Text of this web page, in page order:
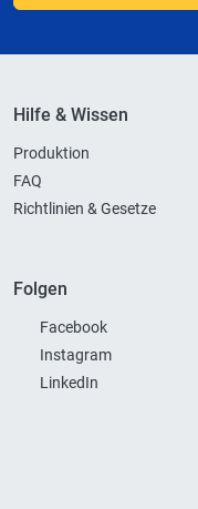
Hilfe & Wissen
Produktion
FAQ
Richtlinien & Gesetze
Folgen
Facebook
Instagram
LinkedIn